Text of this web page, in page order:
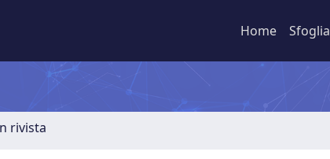
Home Sfoglia
rivista